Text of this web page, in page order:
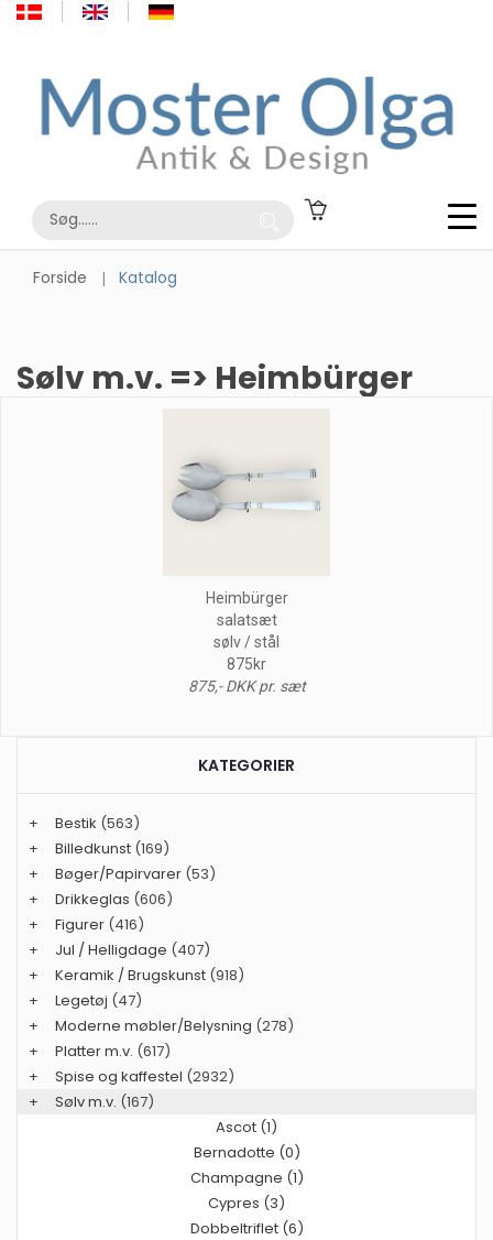
Forside Katalog
Sølv m.v. => Heimbürger
Heimbürger
salatsæt
sølv / stål
875kr
875,- DKK pr. sæt
KATEGORIER
+ Bestik (563)
+
Billedkunst (169)
+
Bøger/Papirvarer (53)
+
Drikkeglas (606)
+
Figurer (416)
+
Jul / Helligdage (407)
+
Keramik / Brugskunst (918)
+
Legetøj (47)
+
Moderne møbler/Belysning (278)
+
Platter m.v. (617)
+
Spise og kaffestel (2932)
+
Sølv m.v. (167)
Ascot (1)
Bernadotte (0)
Champagne (1)
Cypres (3)
Dobbeltriflet (6)